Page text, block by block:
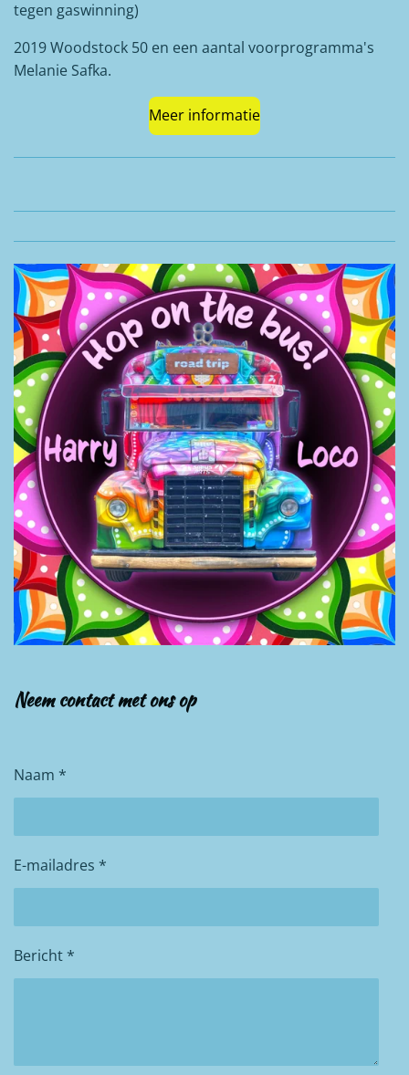
tegen gaswinning)
2019 Woodstock 50 en een aantal voorprogramma's
Melanie Safka.
Meer informatie
Neem contact met ons op
Naam *
E-mailadres *
Bericht *